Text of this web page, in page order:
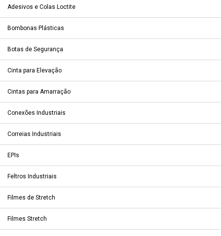
Adesivos e Colas Loctite
Bombonas Plásticas
Botas de Segurança
Cinta para Elevação
Cintas para Amarração
Conexões Industriais
Correias Industriais
EPIs
Feltros Industriais
Filmes de Stretch
Filmes Stretch